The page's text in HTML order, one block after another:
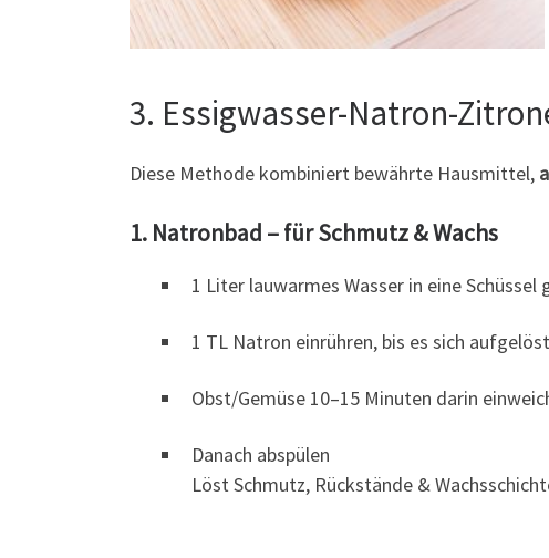
3. Essigwasser-Natron-
Diese Methode kombiniert bewährte Hausmittel,
1. Natronbad – für Schmutz & Wachs
1 Liter lauwarmes Wasser in eine Schüssel
1 TL Natron einrühren, bis es sich
Obst/Gemüse 10–15 Minuten darin
Danach abspülen
Löst Schmutz, Rückstände &